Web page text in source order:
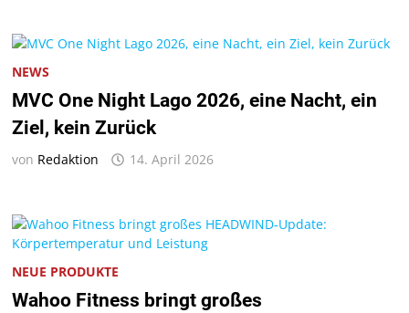
NEWS
MVC One Night Lago 2026, eine Nacht, ein
Ziel, kein Zurück
von Redaktion 14. April 2026
NEUE PRODUKTE
Wahoo Fitness bringt großes